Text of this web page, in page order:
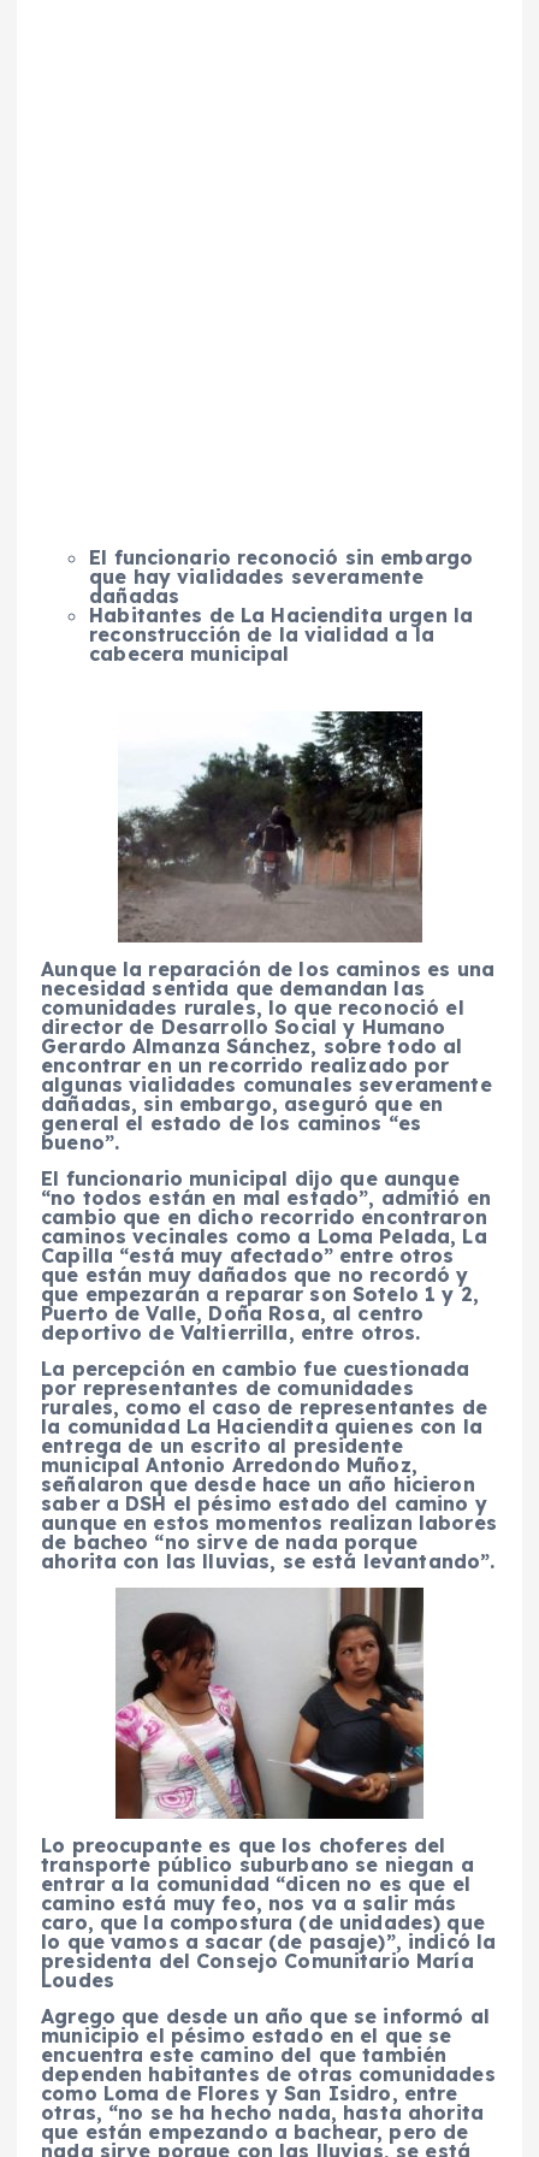
El funcionario reconoció sin embargo
que hay vialidades severamente
dañadas
Habitantes de La Haciendita urgen la
reconstrucción de la vialidad a la
cabecera municipal
Aunque la reparación de los caminos es una
necesidad sentida que demandan las
comunidades rurales, lo que reconoció el
director de Desarrollo Social y Humano
Gerardo Almanza Sánchez, sobre todo al
encontrar en un recorrido realizado por
algunas vialidades comunales severamente
dañadas, sin embargo, aseguró que en
general el estado de los caminos “es
bueno”.
El funcionario municipal dijo que aunque
“no todos están en mal estado”, admitió en
cambio que en dicho recorrido encontraron
caminos vecinales como a Loma Pelada, La
Capilla “está muy afectado” entre otros
que están muy dañados que no recordó y
que empezarán a reparar son Sotelo 1 y 2,
Puerto de Valle, Doña Rosa, al centro
deportivo de Valtierrilla, entre otros.
La percepción en cambio fue cuestionada
por representantes de comunidades
rurales, como el caso de representantes de
la comunidad La Haciendita quienes con la
entrega de un escrito al presidente
municipal Antonio Arredondo Muñoz,
señalaron que desde hace un año hicieron
saber a DSH el pésimo estado del camino y
aunque en estos momentos realizan labores
de bacheo “no sirve de nada porque
ahorita con las lluvias, se está levantando”.
Lo preocupante es que los choferes del
transporte público suburbano se niegan a
entrar a la comunidad “dicen no es que el
camino está muy feo, nos va a salir más
caro, que la compostura (de unidades) que
lo que vamos a sacar (de pasaje)”, indicó la
presidenta del Consejo Comunitario María
Loudes
Agrego que desde un año que se informó al
municipio el pésimo estado en el que se
encuentra este camino del que también
dependen habitantes de otras comunidades
como Loma de Flores y San Isidro, entre
otras, “no se ha hecho nada, hasta ahorita
que están empezando a bachear, pero de
nada sirve porque con las lluvias, se está